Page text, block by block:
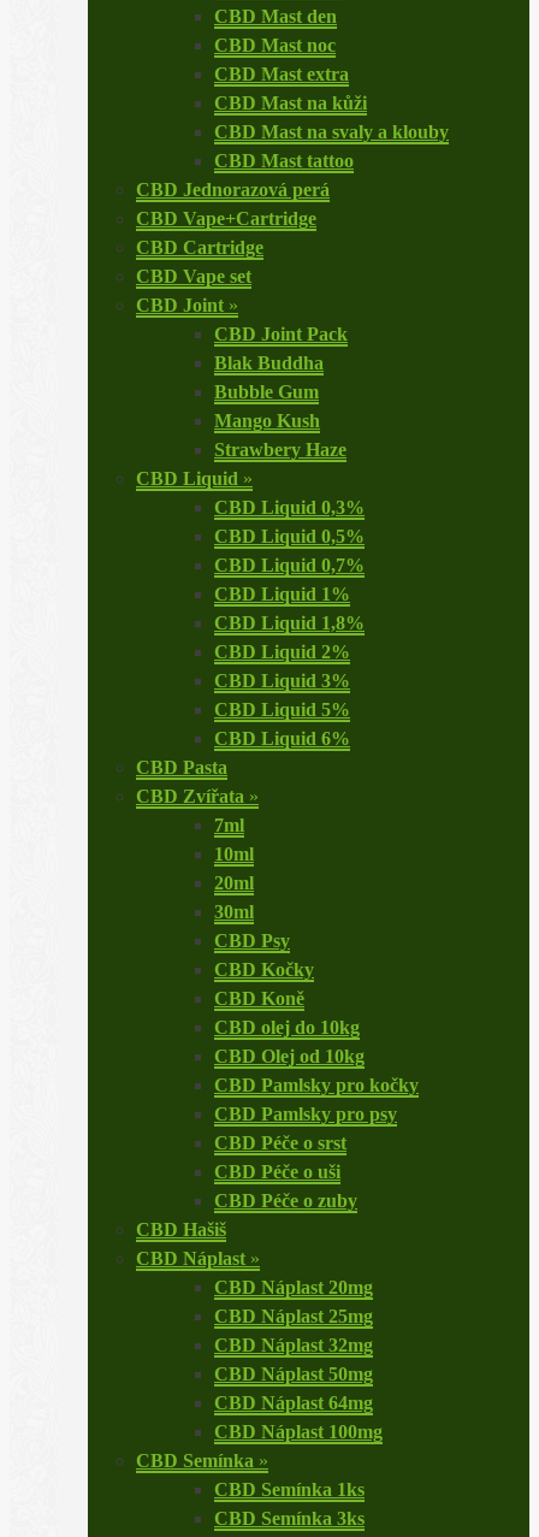
CBD Mast den
CBD Mast noc
CBD Mast extra
CBD Mast na kůži
CBD Mast na svaly a klouby
CBD Mast tattoo
CBD Jednorazová perá
CBD Vape+Cartridge
CBD Cartridge
CBD Vape set
CBD Joint »
CBD Joint Pack
Blak Buddha
Bubble Gum
Mango Kush
Strawbery Haze
CBD Liquid »
CBD Liquid 0,3%
CBD Liquid 0,5%
CBD Liquid 0,7%
CBD Liquid 1%
CBD Liquid 1,8%
CBD Liquid 2%
CBD Liquid 3%
CBD Liquid 5%
CBD Liquid 6%
CBD Pasta
CBD Zvířata »
7ml
10ml
20ml
30ml
CBD Psy
CBD Kočky
CBD Koně
CBD olej do 10kg
CBD Olej od 10kg
CBD Pamlsky pro kočky
CBD Pamlsky pro psy
CBD Péče o srst
CBD Péče o uši
CBD Péče o zuby
CBD Hašiš
CBD Náplast »
CBD Náplast 20mg
CBD Náplast 25mg
CBD Náplast 32mg
CBD Náplast 50mg
CBD Náplast 64mg
CBD Náplast 100mg
CBD Semínka »
CBD Semínka 1ks
CBD Semínka 3ks